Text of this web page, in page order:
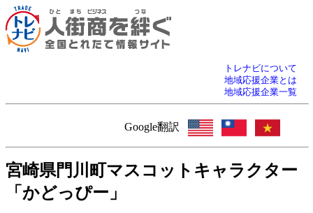
トレナビについて
地域応援企業とは
地域応援企業一覧
Google翻訳
宮崎県門川町マスコットキャラクター
「かどっぴー」